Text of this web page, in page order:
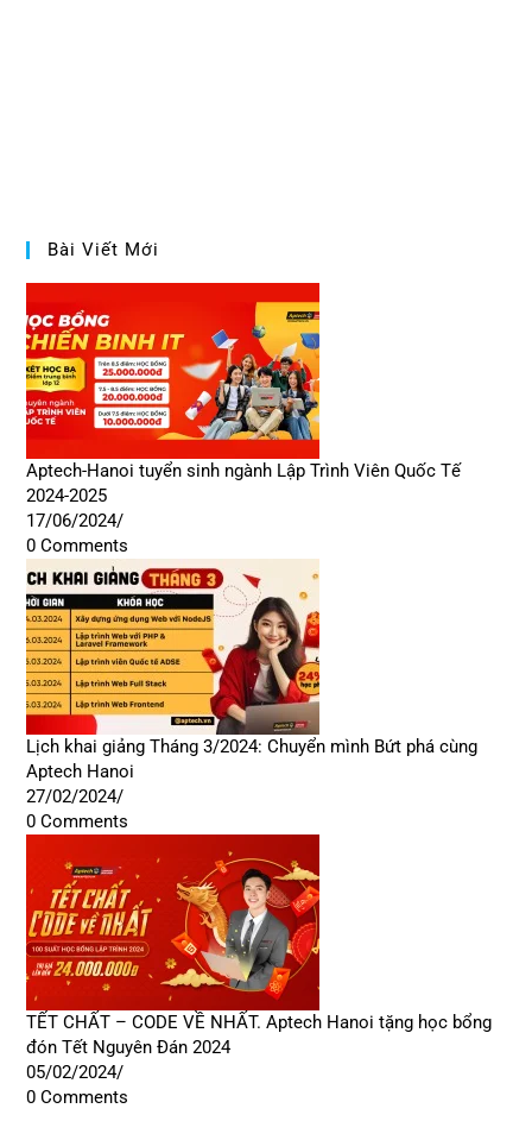
Bài Viết Mới
Aptech-Hanoi tuyển sinh ngành Lập Trình Viên Quốc Tế
2024-2025
17/06/2024/
0 Comments
Lịch khai giảng Tháng 3/2024: Chuyển mình Bứt phá cùng
Aptech Hanoi
27/02/2024/
0 Comments
TẾT CHẤT – CODE VỀ NHẤT. Aptech Hanoi tặng học bổng
đón Tết Nguyên Đán 2024
05/02/2024/
0 Comments